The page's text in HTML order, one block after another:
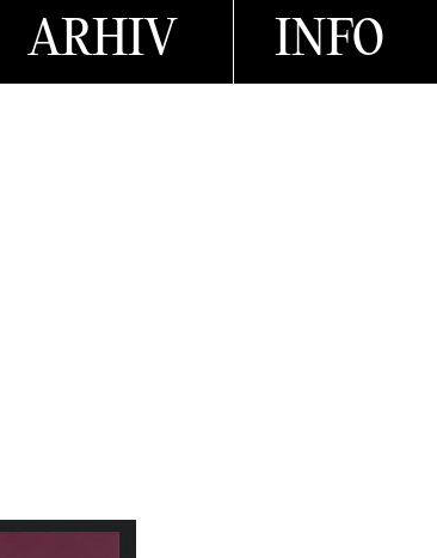
ARHIV INFO